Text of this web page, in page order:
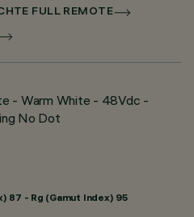
FULL REMOTE
- Warm White - 48Vdc -
No Dot
87 - Rg (Gamut Index) 95